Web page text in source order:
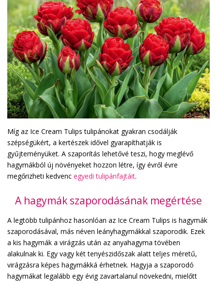
Míg az Ice Cream Tulips tulipánokat gyakran csodálják
szépségükért, a kertészek idővel gyarapíthatják is
gyűjteményüket. A szaporítás lehetővé teszi, hogy meglévő
hagymákból új növényeket hozzon létre, így évről évre
megőrizheti kedvenc egyedi tulipánfajtáit.
A hagymák szaporodásának megértése
A legtöbb tulipánhoz hasonlóan az Ice Cream Tulips is hagymák
szaporodásával, más néven leányhagymákkal szaporodik. Ezek
a kis hagymák a virágzás után az anyahagyma tövében
alakulnak ki. Egy vagy két tenyészidőszak alatt teljes méretű,
virágzásra képes hagymákká érhetnek. Hagyja a szaporodó
hagymákat legalább egy évig zavartalanul növekedni, mielőtt